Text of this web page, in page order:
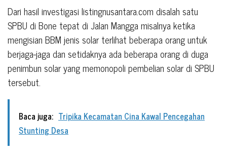
Dari hasil investigasi listingnusantara.com disalah satu
SPBU di Bone tepat di Jalan Mangga misalnya ketika
mengisian BBM jenis solar terlihat beberapa orang untuk
berjaga-jaga dan setidaknya ada beberapa orang di duga
penimbun solar yang memonopoli pembelian solar di SPBU
tersebut.
Baca juga: Tripika Kecamatan Cina Kawal Pencegahan
Stunting Desa